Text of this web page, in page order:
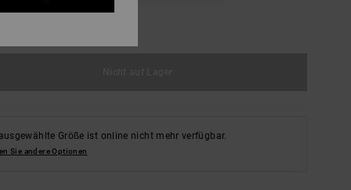
Größe ist online nicht mehr verfügbar.
Sie andere Optionen